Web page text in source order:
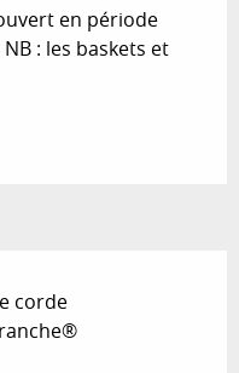
en période
: les baskets et
corde